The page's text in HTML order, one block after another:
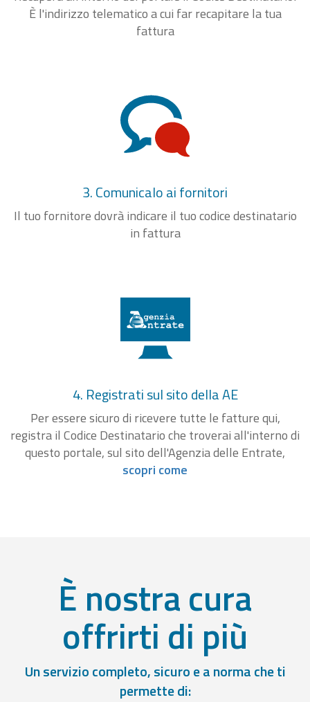
È l'indirizzo telematico a cui far recapitare la tua
fattura
3. Comunicalo ai fornitori
Il tuo fornitore dovrà indicare il tuo codice destinatario
in fattura
4. Registrati sul sito della AE
Per essere sicuro di ricevere tutte le fatture qui,
registra il Codice Destinatario che troverai all'interno di
questo portale, sul sito dell'Agenzia delle Entrate,
scopri come
È nostra cura
offrirti di più
Un servizio completo, sicuro e a norma che ti
permette di: